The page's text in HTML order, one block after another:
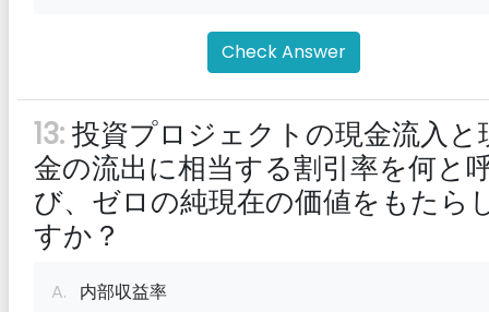
Check Answer
13:投資プロジェクトの現金流入と
金の流出に相当する割引率を何と
び、ゼロの純現在の価値をもたら
すか？
A. 内部収益率